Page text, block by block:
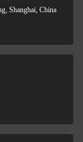
Shanghai, China